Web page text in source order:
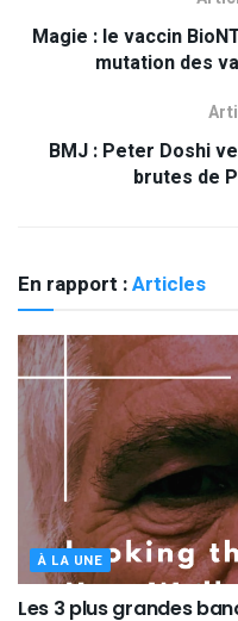
Magie : le vaccin
mutation des
BMJ : Peter Doshi
brutes de
En rapport :Articles
À LA UNE
Les 3 plus grandes